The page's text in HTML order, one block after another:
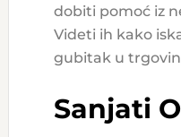
dobiti pomoć iz
Videti ih kako
gubitak u
Sanjati